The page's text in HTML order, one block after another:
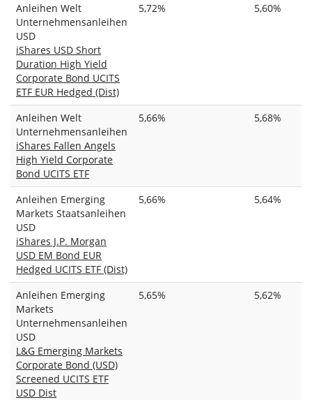
Anleihen Welt
Unternehmensanleihen
USD
iShares USD Short
Duration High Yield
Corporate Bond UCITS
ETF EUR Hedged (Dist)
5,72% 5,60%
Anleihen Welt
Unternehmensanleihen
iShares Fallen Angels
High Yield Corporate
Bond UCITS ETF
5,66% 5,68%
Anleihen Emerging
Markets Staatsanleihen
USD
iShares J.P. Morgan
USD EM Bond EUR
Hedged UCITS ETF (Dist)
5,66% 5,64%
Anleihen Emerging
Markets
Unternehmensanleihen
USD
L&G Emerging Markets
Corporate Bond (USD)
Screened UCITS ETF
USD Dist
5,65% 5,62%